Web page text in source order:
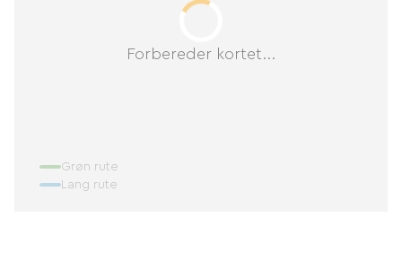
Forbereder kortet...
Grøn rute
Lang rute